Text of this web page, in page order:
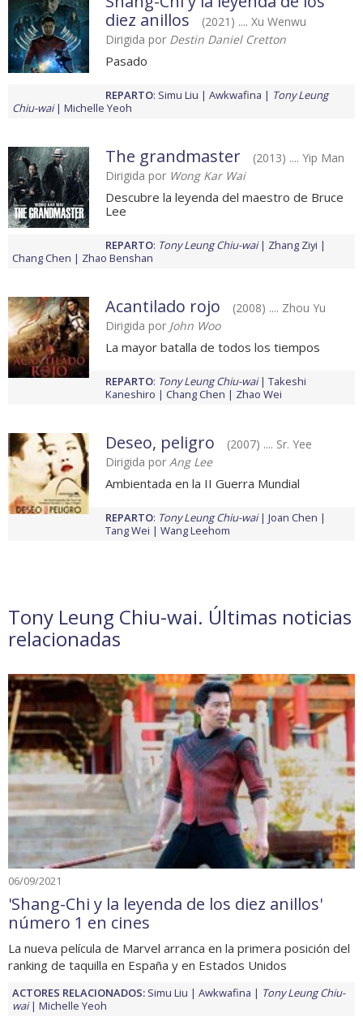
diez anillos
(2021) .... Xu Wenwu
Dirigida por Destin Daniel Cretton
Pasado
REPARTO: Simu Liu Awkwafina
Tony Leung
Chiu-wai
Michelle Yeoh
The grandmaster
(2013) .... Yip Man
Dirigida por Wong Kar Wai
Descubre la leyenda del maestro de Bruce
Lee
REPARTO: Tony Leung Chiu-wai
Zhang Ziyi
Chang Chen
Zhao Benshan
Acantilado rojo
(2008) .... Zhou Yu
Dirigida por John Woo
La mayor batalla de todos los tiempos
REPARTO: Tony Leung Chiu-wai
Takeshi
Kaneshiro
Chang Chen Zhao Wei
Deseo, peligro
(2007) .... Sr. Yee
Dirigida por Ang Lee
Ambientada en la II Guerra Mundial
REPARTO: Tony Leung Chiu-wai
Joan Chen
Tang Wei
Wang Leehom
Tony Leung Chiu-wai. Últimas noticias
relacionadas
06/09/2021
'Shang-Chi y la leyenda de los diez anillos'
número 1 en cines
La nueva película de Marvel arranca en la primera posición del
ranking de taquilla en España y en Estados Unidos
ACTORES RELACIONADOS: Simu Liu Awkwafina
Tony Leung Chiu-
wai
Michelle Yeoh